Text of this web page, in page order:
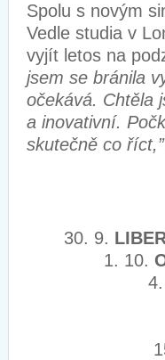
Spolu s novým
Vedle studia v
vyjít letos na
jsem se bránila
očekává. Chtěla
a inovativní.
skutečně co říct,”
30. 9.
1. 10.